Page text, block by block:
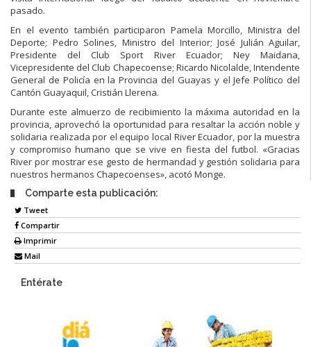
pasado.
En el evento también participaron Pamela Morcillo, Ministra del
Deporte; Pedro Solines, Ministro del Interior; José Julián Aguilar,
Presidente del Club Sport River Ecuador; Ney Maidana,
Vicepresidente del Club Chapecoense; Ricardo Nicolalde, Intendente
General de Policía en la Provincia del Guayas y el Jefe Político del
Cantón Guayaquil, Cristián Llerena.
Durante este almuerzo de recibimiento la máxima autoridad en la
provincia, aprovechó la oportunidad para resaltar la acción noble y
solidaria realizada por el equipo local River Ecuador, por la muestra
y compromiso humano que se vive en fiesta del futbol. «Gracias
River por mostrar ese gesto de hermandad y gestión solidaria para
nuestros hermanos Chapecoenses», acotó Monge.
Comparte esta publicación:
Tweet
Compartir
Imprimir
Mail
Entérate